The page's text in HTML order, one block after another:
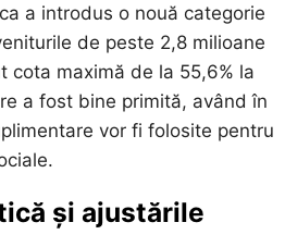
a introdus o nouă categorie
de peste 2,8 milioane
cota maximă de la 55,6% la
a fost bine primită, având în
vor fi folosite pentru
și ajustările